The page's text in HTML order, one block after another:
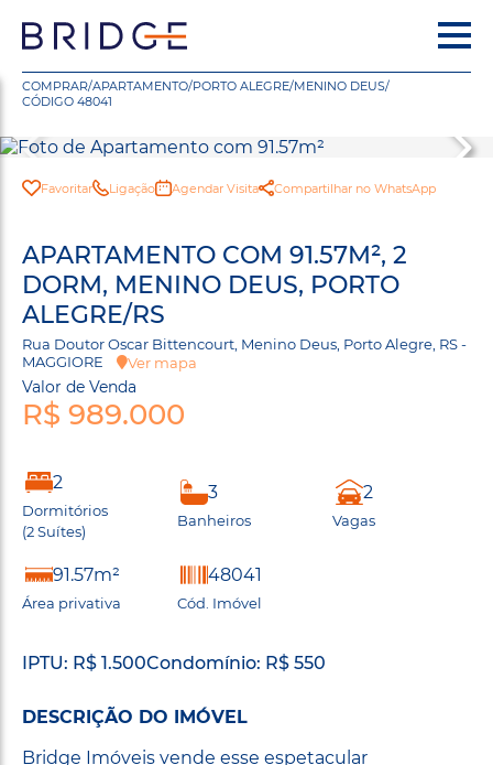
COMPRAR/APARTAMENTO/PORTO ALEGRE/MENINO DEUS/
CÓDIGO 48041
Favoritar Ligação Agendar Visita Compartilhar no WhatsApp
APARTAMENTO COM 91.57M², 2
DORM, MENINO DEUS, PORTO
ALEGRE/RS
Rua Doutor Oscar Bittencourt, Menino Deus, Porto Alegre, RS -
MAGGIORE
Ver mapa
Valor de Venda
R$ 989.000
2
Dormitórios
(2 Suítes)
3
Banheiros
2
Vagas
91.57m²
Área privativa
48041
Cód. Imóvel
IPTU: R$ 1.500Condomínio: R$ 550
DESCRIÇÃO DO IMÓVEL
Bridge Imóveis vende esse espetacular